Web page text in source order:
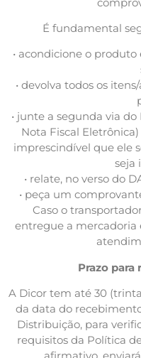
É fundamental
• acondicione o
• devolva todos os
• junte a segunda via
Nota Fiscal
imprescindível que ele
seja
• relate, no verso do
• peça um
Caso o
entregue a mercadoria
Prazo para
A Dicor tem até 30
da data do
Distribuição, para
requisitos da Política